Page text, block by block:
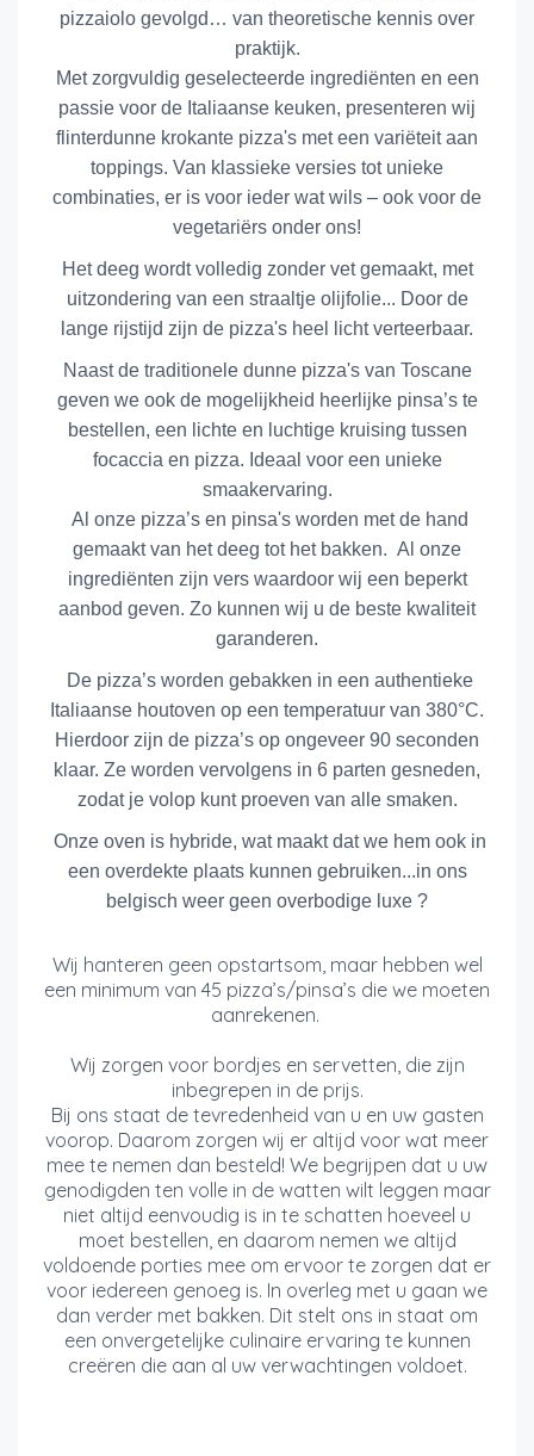
pizzaiolo gevolgd… van theoretische kennis over
praktijk.
Met zorgvuldig geselecteerde ingrediënten en een
passie voor de Italiaanse keuken, presenteren wij
flinterdunne krokante pizza's met een variëteit aan
toppings. Van klassieke versies tot unieke
combinaties, er is voor ieder wat wils – ook voor de
vegetariërs onder ons!
Het deeg wordt volledig zonder vet gemaakt, met
uitzondering van een straaltje olijfolie... Door de
lange rijstijd zijn de pizza's heel licht verteerbaar.
Naast de traditionele dunne pizza's van Toscane
geven we ook de mogelijkheid heerlijke pinsa’s te
bestellen, een lichte en luchtige kruising tussen
focaccia en pizza. Ideaal voor een unieke
smaakervaring.
Al onze pizza’s en pinsa's worden met de hand
gemaakt van het deeg tot het bakken. Al onze
ingrediënten zijn vers waardoor wij een beperkt
aanbod geven. Zo kunnen wij u de beste kwaliteit
garanderen.
De pizza’s worden gebakken in een authentieke
Italiaanse houtoven op een temperatuur van 380°C.
Hierdoor zijn de pizza’s op ongeveer 90 seconden
klaar. Ze worden vervolgens in 6 parten gesneden,
zodat je volop kunt proeven van alle smaken.
Onze oven is hybride, wat maakt dat we hem ook in
een overdekte plaats kunnen gebruiken...in ons
belgisch weer geen overbodige luxe ?
Wij hanteren geen opstartsom, maar hebben wel
een minimum van 45 pizza’s/pinsa’s die we moeten
aanrekenen.
Wij zorgen voor bordjes en servetten, die zijn
inbegrepen in de prijs.
Bij ons staat de tevredenheid van u en uw gasten
voorop. Daarom zorgen wij er altijd voor wat meer
mee te nemen dan besteld! We begrijpen dat u uw
genodigden ten volle in de watten wilt leggen maar
niet altijd eenvoudig is in te schatten hoeveel u
moet bestellen, en daarom nemen we altijd
voldoende porties mee om ervoor te zorgen dat er
voor iedereen genoeg is. In overleg met u gaan we
dan verder met bakken. Dit stelt ons in staat om
een onvergetelijke culinaire ervaring te kunnen
creëren die aan al uw verwachtingen voldoet.